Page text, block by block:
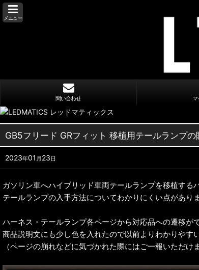
メニュー
問い合わせ マ
GB5フリード GRフィット 移植用テールランプ
2023年01 月 23 日
ガソリン車へハイブリッド車両テールランプを移植する
テールランプの入手方法についてわかりにくい点があり
ハーネス・テールランプ各ページから対応品への遷移が
商品説明文にも少し色を入れたので以前よりわかりやす
（ページの崩れなどに気づかれた際にはご一報いただけ